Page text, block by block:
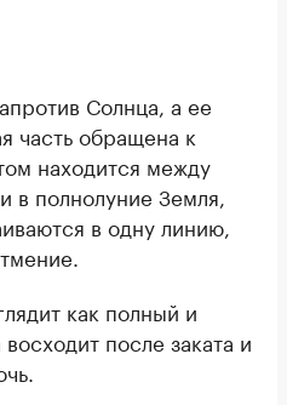
Солнца, а ее
часть обращена к
находится между
в полнолуние Земля,
в одну линию,
как полный и
после заката и